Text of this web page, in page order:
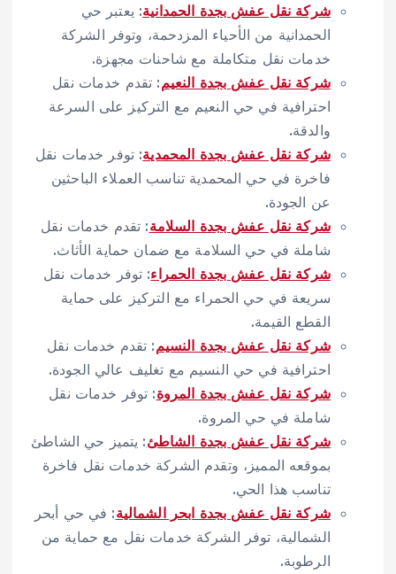
شركة نقل عفش بجدة الحمدانية: يعتبر حي
الحمدانية من الأحياء المزدحمة، وتوفر الشركة
خدمات نقل متكاملة مع شاحنات مجهزة.
شركة نقل عفش بجدة النعيم: تقدم خدمات نقل
احترافية في حي النعيم مع التركيز على السرعة
والدقة.
شركة نقل عفش بجدة المحمدية: توفر خدمات نقل
فاخرة في حي المحمدية تناسب العملاء الباحثين
عن الجودة.
شركة نقل عفش بجدة السلامة: تقدم خدمات نقل
شاملة في حي السلامة مع ضمان حماية الأثاث.
شركة نقل عفش بجدة الحمراء: توفر خدمات نقل
سريعة في حي الحمراء مع التركيز على حماية
القطع القيمة.
شركة نقل عفش بجدة النسيم: تقدم خدمات نقل
احترافية في حي النسيم مع تغليف عالي الجودة.
شركة نقل عفش بجدة المروة: توفر خدمات نقل
شاملة في حي المروة.
شركة نقل عفش بجدة الشاطئ: يتميز حي الشاطئ
بموقعه المميز، وتقدم الشركة خدمات نقل فاخرة
تناسب هذا الحي.
شركة نقل عفش بجدة ابحر الشمالية: في حي أبحر
الشمالية، توفر الشركة خدمات نقل مع حماية من
الرطوبة.